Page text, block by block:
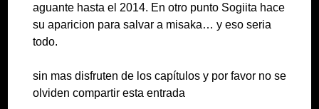
aguante hasta el 2014. En otro punto Sogiita hace
su aparicion para salvar a misaka… y eso seria
todo.
sin mas disfruten de los capítulos y por favor no se
olviden compartir esta entrada